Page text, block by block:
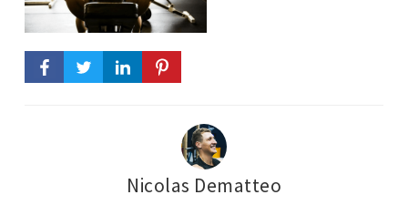
Nicolas Dematteo